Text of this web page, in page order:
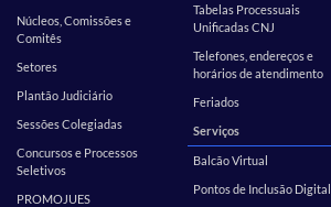
Núcleos, Comissões e
Comitês
Setores
Plantão Judiciário
Sessões Colegiadas
Concursos e Processos
Seletivos
PROMOJUES
Tabelas Processuais
Unificadas CNJ
Telefones, endereços e
horários de atendimento
Feriados
Serviços
Balcão Virtual
Pontos de Inclusão Digital